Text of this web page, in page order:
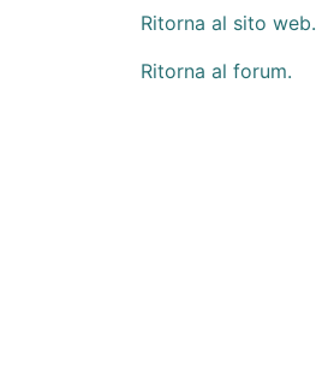
Ritorna al sito web.
Ritorna al forum.